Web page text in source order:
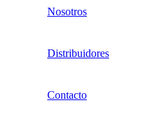
Nosotros
Distribuidores
Contacto